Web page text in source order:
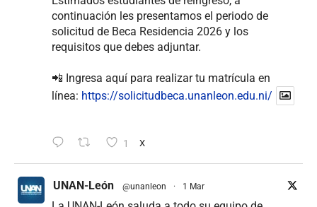
continuación les presentamos el periodo de
solicitud de Beca Residencia 2026 y los
requisitos que debes adjuntar.
📲 Ingresa aquí para realizar tu matrícula en
línea: https://solicitudbeca.unanleon.edu.ni/
1 X
UNAN-León @unanleon · 1 Mar